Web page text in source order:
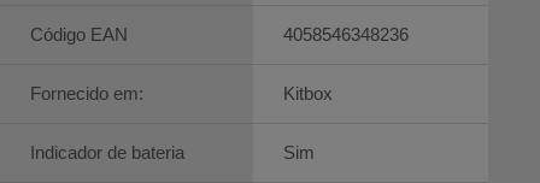
Código EAN
Fornecido em:
Indicador de bateria
4058546348236
Kitbox
Sim